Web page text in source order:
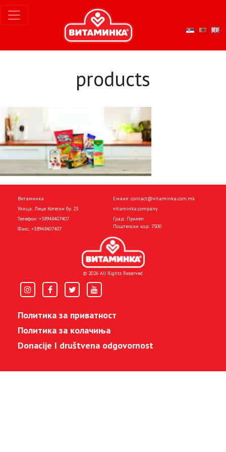
products
Витаминка
Улица: Леце Котески бр. 23
Телефон: +38948407407
Факс: +38948407407
Емаил: contact@vitaminka.com.mk
vitaminka.company
Град: Прилеп
Поштенски код: 7500
© 2026 All Rights Reserved
Политика за приватност
Политика за колачиња
Donacije I društvena odgovornost